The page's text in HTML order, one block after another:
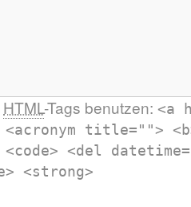
HTML-Tags benutzen: <a
title="">
<del
<strong>